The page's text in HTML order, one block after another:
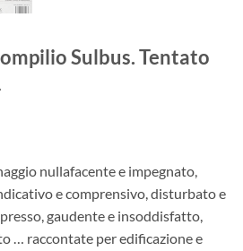
Sulbus. Tentato
nullafacente e impegnato,
e comprensivo, disturbato e
gaudente e insoddisfatto,
… raccontate per edificazione e